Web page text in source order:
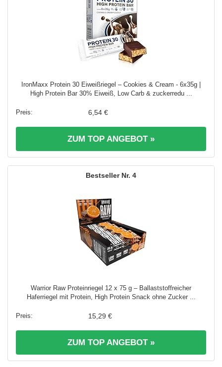
IronMaxx Protein 30 Eiweißriegel – Cookies & Cream - 6x35g |
High Protein Bar 30% Eiweiß, Low Carb & zuckerredu ...
6,54 €
ZUM TOP ANGEBOT »
4
Warrior Raw Proteinriegel 12 x 75 g – Ballaststoffreicher
Haferriegel mit Protein, High Protein Snack ohne Zucker ...
15,29 €
ZUM TOP ANGEBOT »